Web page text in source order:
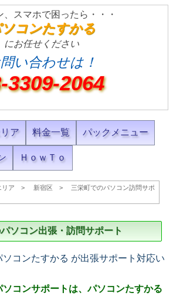
、スマホで困ったら・・・
コンたすかる
にお任せください
い合わせは！
3309-2064
ア 料金一覧 パックメニュー
ＨｏｗＴｏ
リア 新宿区
三栄町でのパソコン訪問サポ
ソコン出張・訪問サポート
コンたすかる が出張サポート対応い
コンサポートは、パソコンたすかる